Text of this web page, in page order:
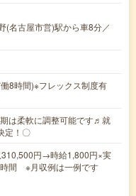
(名古屋市営)駅から車8分／
8時間)※フレックス制度有
は柔軟に調整可能です♬就
定！〇
円→時給1,800円×実
間 ※月収例は一例です